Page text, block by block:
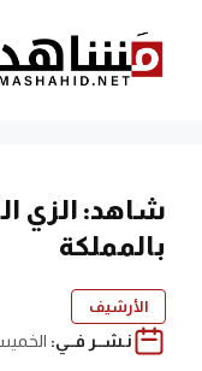
المحتوى
شاهد: الزي
بالمملكة
الأرشيف
نـشــر فــي: الخميس، 25 يونيو